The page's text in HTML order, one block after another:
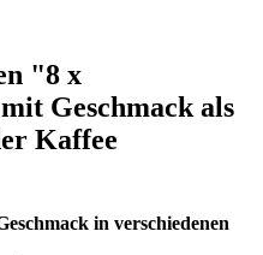
"8 x
Geschmack als
Kaffee
in verschiedenen